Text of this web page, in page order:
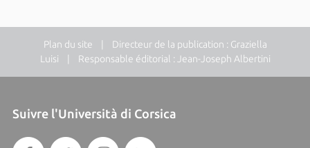
Plan du site | Directeur de la publication : Graziella
Luisi | Responsable éditorial : Jean-Joseph Albertini
Suivre l'Università di Corsica